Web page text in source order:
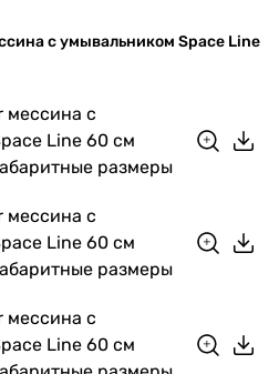
с умывальником Space Line
мессина с
Line 60 см
размеры
мессина с
Line 60 см
размеры
мессина с
Line 60 см